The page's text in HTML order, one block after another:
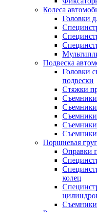
Колеса
Головки
Подвеска
Головки
подвески
Стяжки
Съемники
Съемники
Поршневая
Оправки
колец